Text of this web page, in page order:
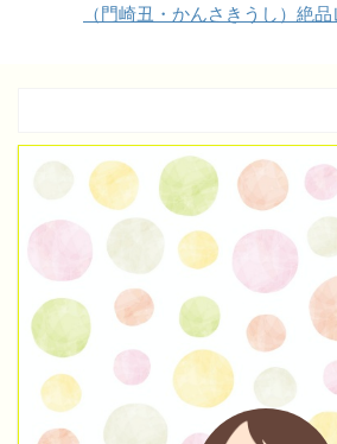
（門崎丑・かんさきうし）絶